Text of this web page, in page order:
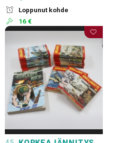
Loppunut kohde
16 €